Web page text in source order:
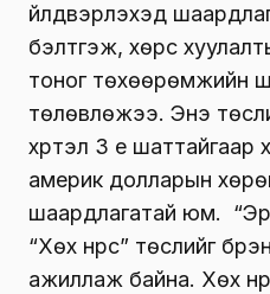
үйлдвэрлэхэд
бэлтгэж, хөрс
тоног төхөөрөмжийн
төлөвлөжээ. Энэ
хүртэл 3 үе шаттайгаар
америк долларын
шаардлагатай юм.
“Хөх нүүрс” төслийг бүрэн
ажиллаж байна. Хөх